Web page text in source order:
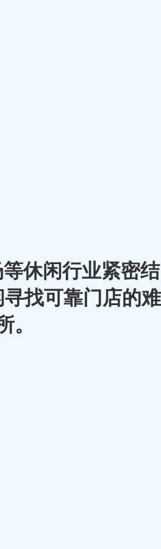
休闲行业紧密结
找可靠门店的难